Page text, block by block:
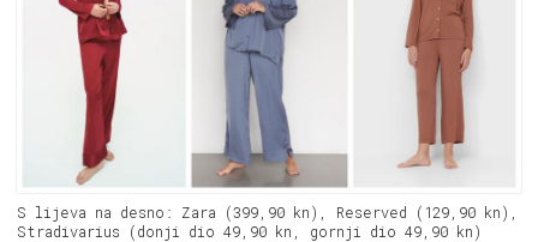
S lijeva na desno: Zara (399,90 kn), Reserved (129,90 kn),
Stradivarius (donji dio 49,90 kn, gornji dio 49,90 kn)